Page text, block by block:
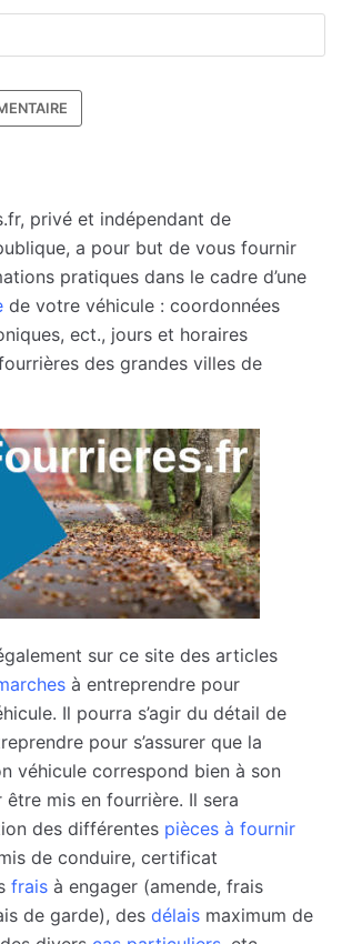
privé et indépendant de
a pour but de vous fournir
pratiques dans le cadre d’une
de votre véhicule : coordonnées
ect., jours et horaires
des grandes villes de
sur ce site des articles
à entreprendre pour
Il pourra s’agir du détail de
pour s’assurer que la
véhicule correspond bien à son
mis en fourrière. Il sera
des différentes pièces à fournir
de conduire, certificat
frais à engager (amende, frais
de garde), des délais maximum de